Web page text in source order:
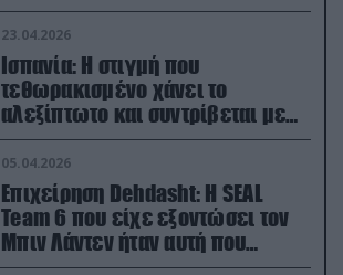
23.04.2026
Ισπανία: Η στιγμή που
τεθωρακισμένο χάνει το
αλεξίπτωτο και συντρίβεται με
ορμή στο έδαφος (βίντεο)
05.04.2026
Επιχείρηση Dehdasht: Η SEAL
Team 6 που είχε εξοντώσει τον
Μπιν Λάντεν ήταν αυτή που
διέσωσε τον πιλότο του F-15